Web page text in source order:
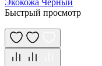
Быстрый просмотр